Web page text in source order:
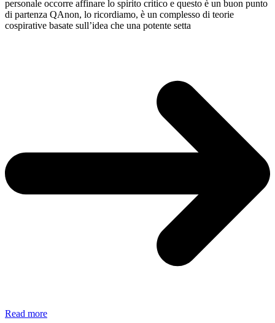
personale occorre affinare lo spirito critico e questo è un buon punto
di partenza QAnon, lo ricordiamo, è un complesso di teorie
cospirative basate sull’idea che una potente setta
Read moreComplottismo